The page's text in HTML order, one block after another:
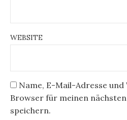
WEBSITE
Name, E-Mail-Adresse und
Browser für meinen
speichern.